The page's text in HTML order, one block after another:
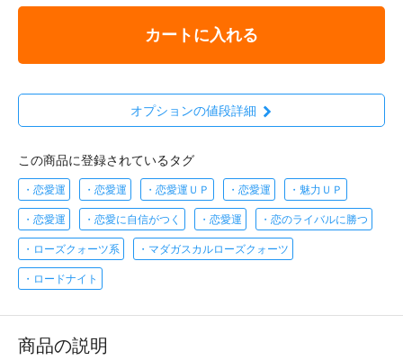
カートに入れる
オプションの値段詳細
この商品に登録されているタグ
・恋愛運 ・恋愛運 ・恋愛運ＵＰ ・恋愛運 ・魅力ＵＰ
・恋愛運 ・恋愛に自信がつく ・恋愛運 ・恋のライバルに勝つ
・ローズクォーツ系 ・マダガスカルローズクォーツ
・ロードナイト
商品の説明